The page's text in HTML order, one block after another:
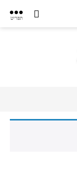
תפריט